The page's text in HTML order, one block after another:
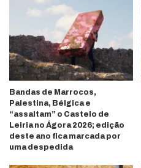
Bandas de Marrocos,
Palestina, Bélgica e
“assaltam” o Castelo de
Leiria no Ágora 2026; edição
deste ano fica marcada por
uma despedida